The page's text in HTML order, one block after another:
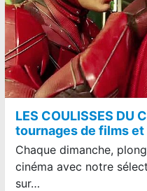
LES COULISSES DU
tournages de films et
Chaque dimanche,
cinéma avec notre
sur…